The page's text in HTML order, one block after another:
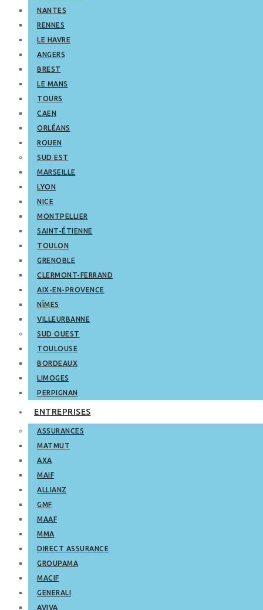
NANTES
RENNES
LE HAVRE
ANGERS
BREST
LE MANS
TOURS
CAEN
ORLÉANS
ROUEN
SUD EST
MARSEILLE
LYON
NICE
MONTPELLIER
SAINT-ÉTIENNE
TOULON
GRENOBLE
CLERMONT-FERRAND
AIX-EN-PROVENCE
NÎMES
VILLEURBANNE
SUD OUEST
TOULOUSE
BORDEAUX
LIMOGES
PERPIGNAN
ENTREPRISES
ASSURANCES
MATMUT
AXA
MAIF
ALLIANZ
GMF
MAAF
MMA
DIRECT ASSURANCE
GROUPAMA
MACIF
GENERALI
AVIVA